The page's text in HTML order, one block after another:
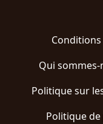
Qui sommes-
Politique sur
Politique